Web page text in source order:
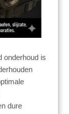
onderhoud is
dure